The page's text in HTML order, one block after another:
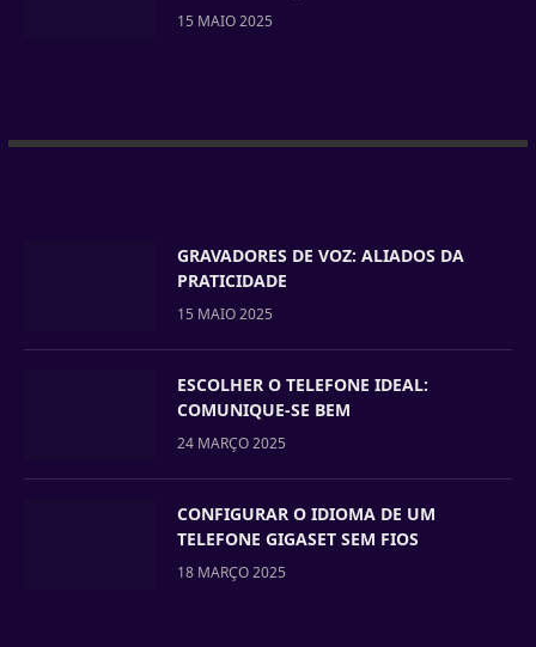
15 MAIO 2025
GRAVADORES DE VOZ: ALIADOS DA
PRATICIDADE
15 MAIO 2025
ESCOLHER O TELEFONE IDEAL:
COMUNIQUE-SE BEM
24 MARÇO 2025
CONFIGURAR O IDIOMA DE UM
TELEFONE GIGASET SEM FIOS
18 MARÇO 2025